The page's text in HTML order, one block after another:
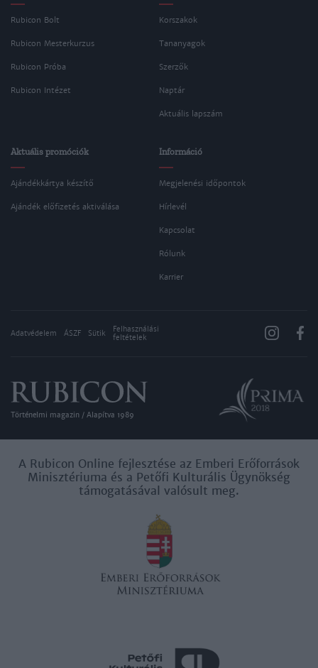
Rubicon Bolt
Rubicon Mesterkurzus
Rubicon Próba
Rubicon Intézet
Korszakok
Tananyagok
Szerzők
Naptár
Aktuális lapszám
Aktuális promóciók
Ajándékkártya készítő
Ajándék előfizetés aktiválása
Információ
Megjelenési időpontok
Hírlevél
Kapcsolat
Rólunk
Karrier
Adatvédelem ÁSZF Sütik
Felhasználási
feltételek
Történelmi magazin / Alapítva 1989
A Rubicon Online fejlesztése az Emberi Erőforrások
Minisztériuma és a Petőfi Kulturális Ügynökség
támogatásával valósult meg.